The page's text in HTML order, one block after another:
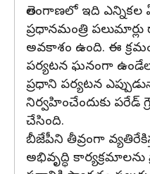
తెలంగాణలో ఇది
ప్రధానమంత్రి పలుమార్లు
అవకాశం ఉంది. ఈ
పర్యటన ఘనంగా
ప్రధాని పర్యటన
నిర్వహించేందుకు పరేడ్
చేసింది.
బీజేపీని తీవ్రంగా
అభివృద్ధి కార్యక్రమాలను